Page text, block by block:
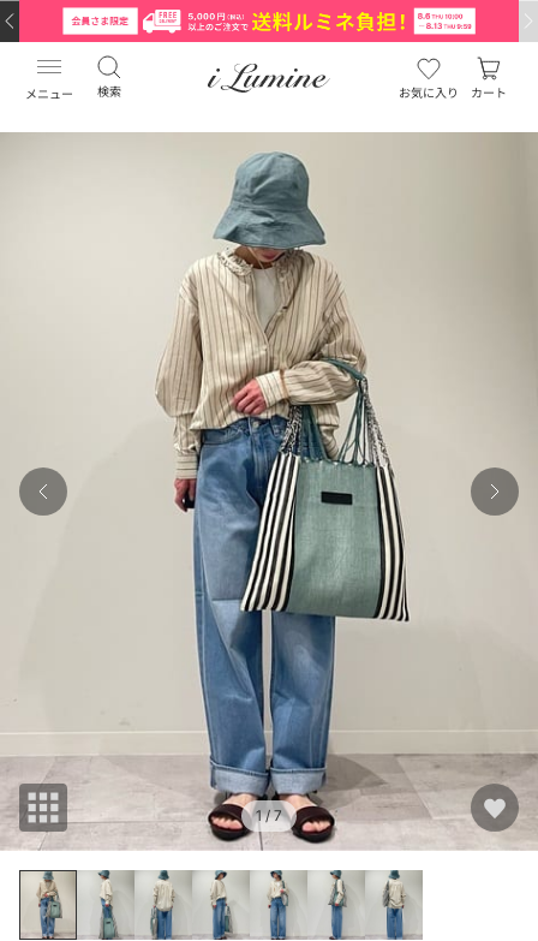
メニュー 検索 お気に入り カート
1/ 7